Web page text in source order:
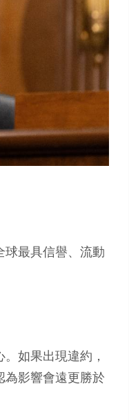
球最具信譽、流動
如果出現違約，
為影響會遠更勝於